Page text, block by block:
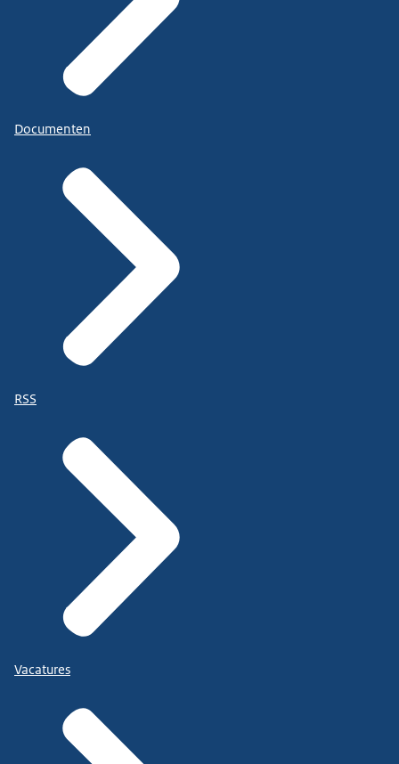
Documenten
RSS
Vacatures